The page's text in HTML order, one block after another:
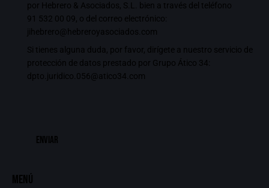
por Hebrero & Asociados, S.L. bien a través del teléfono
91 532 00 09, o del correo electrónico:
jihebrero@hebreroyasociados.com
Si tienes alguna duda, por favor, dirígete a nuestro servicio de
protección de datos prestado por Grupo Ático 34:
dpto.juridico.056@atico34.com
Menú